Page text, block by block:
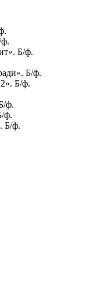
Б/ф.
Б/ф.
Б/ф.
ф.
ф.
Б/ф.